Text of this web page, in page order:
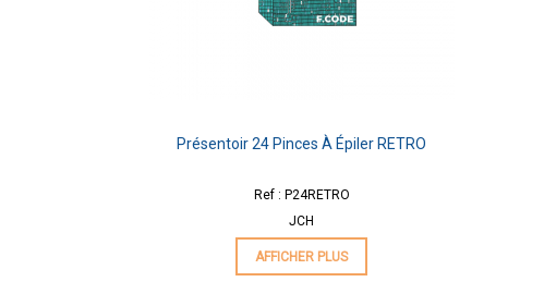
Présentoir 24 Pinces À Épiler RETRO
Ref : P24RETRO
JCH
AFFICHER PLUS